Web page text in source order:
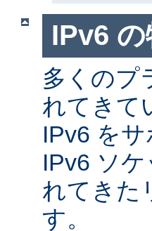
IPv6
多くのプ
れてきて
IPv6 を
IPv6 ソ
れてきた
す。